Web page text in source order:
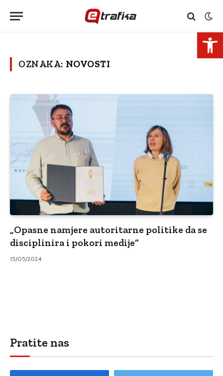
OZNAKA: NOVOSTI
„Opasne namjere autoritarne politike da se
disciplinira i pokori medije“
15/05/2024
Pratite nas